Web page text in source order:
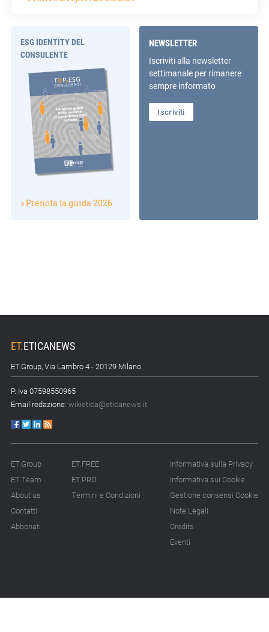
ESG IDENTITY DEL
CONSULENTE
» Prenota la guida 2026
NEWSLETTER
Iscriviti alla newsletter
settimanale per rimanere
sempre informato
Iscriviti
ET.ETICANEWS
ET.Group, Via Lambro 4 - 20129 Milano
P. Iva 07598550965
Email redazione: wikietica@eticanews.it
ET.Group
ET.Team
About us
Contatti
Abbonati
ET.FREE
ET.PRO
Termini e Condizioni
Informativa sulla Privacy
Informativa sui Cookie
Gestione consensi Cookie
Note Legali
Credits
Eventi